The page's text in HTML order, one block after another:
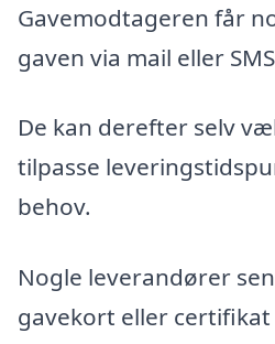
Gavemodtageren får
gaven via mail eller
De kan derefter selv
tilpasse
behov.
Nogle leverandører
gavekort eller certifikat